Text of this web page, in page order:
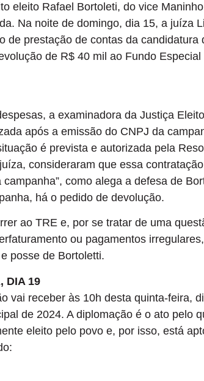
eleito Rafael Bortoleti, do vice
Na noite de domingo, dia 15, a juíza
de prestação de contas da candidatura
de R$ 40 mil ao Fundo
a examinadora da Justiça
após a emissão do CNPJ da
é prevista e autorizada pela
consideraram que essa
como alega a defesa de
há o pedido de devolução.
ao TRE e, por se tratar de uma
ou pagamentos
posse de Bortoletti.
DIA 19
vai receber às 10h desta quinta-feira,
de 2024. A diplomação é o ato pelo
eleito pelo povo e, por isso, está